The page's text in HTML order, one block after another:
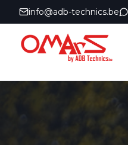
info@adb-technics.be